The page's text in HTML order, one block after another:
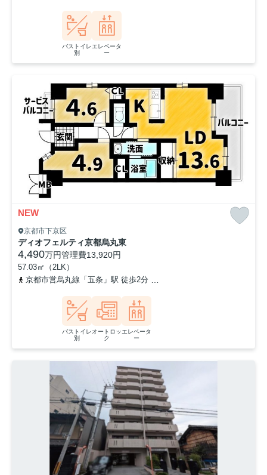
バストイレ
別
エレベータ
ー
NEW
京都市下京区
ディオフェルティ京都烏丸東
4,490万円管理費13,920円
57.03㎡（2LK）
京都市営烏丸線「五条」駅 徒歩2分
バストイレ
別
オートロッ
ク
エレベータ
ー